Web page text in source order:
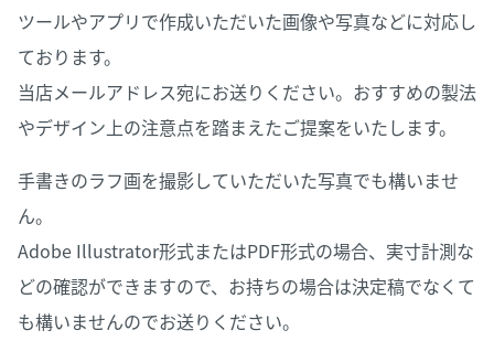
ツールやアプリで作成いただいた画像や写真などに対応し
ております。
当店メールアドレス宛にお送りください。おすすめの製法
やデザイン上の注意点を踏まえたご提案をいたします。
手書きのラフ画を撮影していただいた写真でも構いませ
ん。
Adobe Illustrator形式またはPDF形式の場合、実寸計測な
どの確認ができますので、お持ちの場合は決定稿でなくて
も構いませんのでお送りください。